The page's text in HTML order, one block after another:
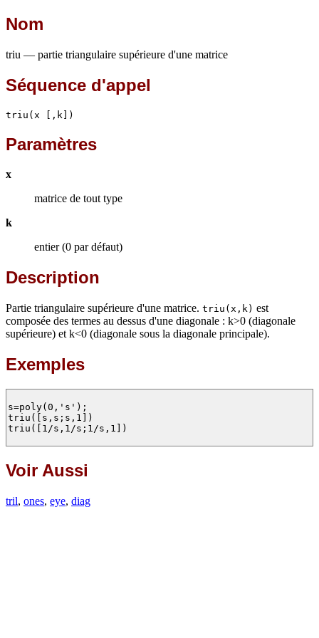
Nom
triu — partie triangulaire supérieure d'une matrice
Séquence d'appel
triu(x [,k])
Paramètres
x
matrice de tout type
k
entier (0 par défaut)
Description
Partie triangulaire supérieure d'une matrice. triu(x,k) est
composée des termes au dessus d'une diagonale : k>0 (diagonale
supérieure) et k<0 (diagonale sous la diagonale principale).
Exemples
s=poly(0,'s');
triu([s,s;s,1])
triu([1/s,1/s;1/s,1])
Voir Aussi
tril, ones, eye, diag